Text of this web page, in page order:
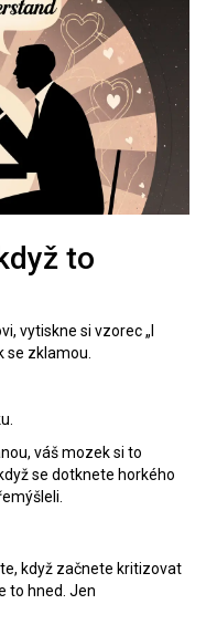
to
vytiskne si vzorec „I
se zklamou.
váš mozek si to
se dotknete horkého
když začnete kritizovat
to hned. Jen